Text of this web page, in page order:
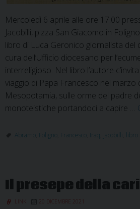
Mercoledì 6 aprile alle ore 17.00
Jacobilli, p.zza San Giacomo in
libro di Luca Geronico giornalista del
cura dell’Ufficio diocesano per
interreligioso. Nel libro l’autore
viaggio di Papa Francesco nel marzo
Mesopotamia, sulle orme del padre
monoteistiche portandoci a capire …
Abramo Foligno Francesco Iraq Jacobilli libro
Il presepe della
LINK 20 DICEMBRE 2021